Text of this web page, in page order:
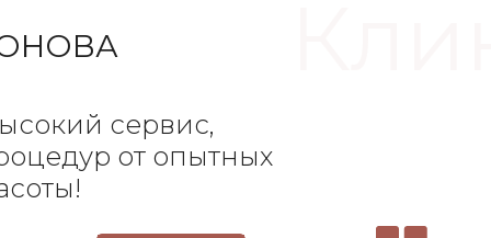
сервис,
от опытных